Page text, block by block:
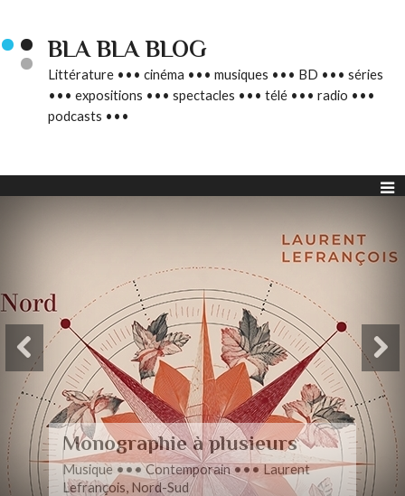
BLA BLA BLOG
Littérature ••• cinéma ••• musiques ••• BD ••• séries
••• expositions ••• spectacles ••• télé ••• radio •••
podcasts •••
Romance en musique
Musique ••• Contemporain ••• Nathan
Henninger, Romanza pour cordes